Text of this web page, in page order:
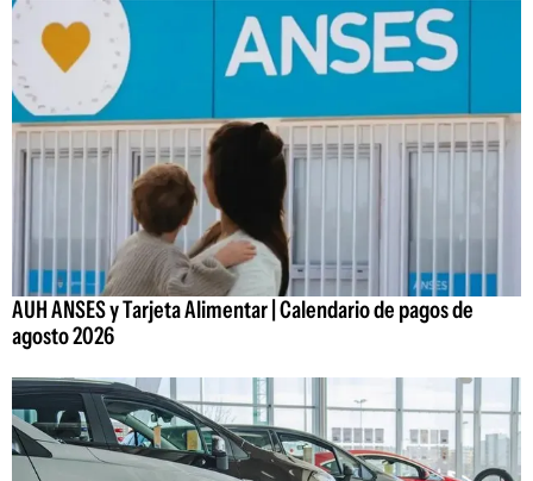
AUH ANSES y Tarjeta Alimentar | Calendario de pagos de
agosto 2026